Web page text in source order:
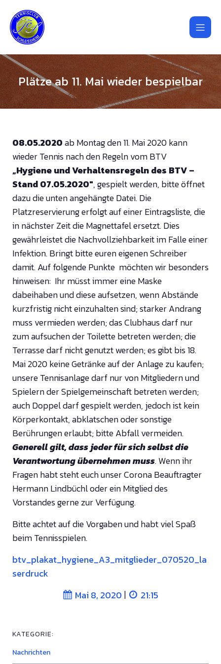
Plätze ab 11. Mai wieder bespielbar
08.05.2020ab Montag den 11. Mai 2020 kann
wieder Tennis nach den Regeln vom BTV
„Hygiene undVerhaltensregeln des BTV –
Stand 07.05.2020″, gespielt werden, bitte öffnet
dazu die unten angehängte Datei. Die
Platzreservierung erfolgt auf einer Eintragsliste, die
in nächster Zeit die Magnettafel ersetzt. Dies
gewährleistet die Nachvollziehbarkeit im Falle einer
Infektion. Bringt bitte euren eigenen Schreiber
damit. Auf folgende Punkte möchten wir besonders
hinweisen: Ihr müsst immer eine Maske
dabeihaben und diese aufsetzen, wenn Abstände
kurzfristig nicht einzuhalten sind; starker Andrang
muss vermieden werden; das Clubhaus darf nur
zum aufsuchen der Toilette betreten werden; die
Terrasse darf nicht genutzt werden; es gibt bis 18.
Mai 2020 keine Getränke auf der Anlage zu kaufen;
unsere Tennisanlage darf nur von Mitgliedern und
Spielern der Spielgemeinschaft betreten werden;
auch Doppel darf gespielt werden, jedoch ist kein
Körperkontakt, abklatschen oder sonstige
Berührungen erlaubt; bitte Abfall vermeiden.
Generell gilt, dass jeder für sich selbst die
Verantwortung übernehmen muss. Wenn ihr
Fragen habt steht euch unser Corona Beauftragter
Hermann Lindbüchl oder ein Mitglied des
Vorstandes gerne zur Verfügung.
Bitte achtet auf die Vorgaben und habt viel Spaß
beim Tennisspielen.
btv_plakat_hygiene_A3_mitglieder_070520_la
serdruck
Mai 8, 2020 | 21:15
KATEGORIE:
Nachrichten